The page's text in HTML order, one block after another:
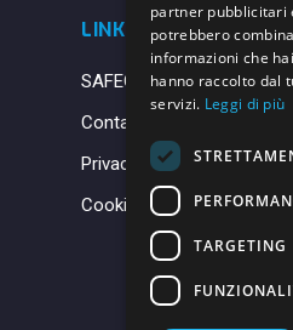
LINK UTILI
SAFEGUARDING
Contatti
Privacy Policy
Cookie Policy
partner pubblicitari
potrebbero
informazioni che
hanno raccolto dal
servizi. Leggi di più
TARGETING